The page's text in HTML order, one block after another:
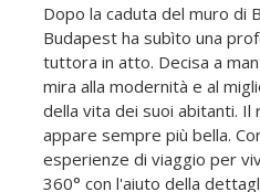
Dopo la caduta del muro di
Budapest ha subìto una
tuttora in atto. Decisa a
mira alla modernità e al
della vita dei suoi abitanti. Il
appare sempre più bella.
esperienze di viaggio per
360° con l'aiuto della